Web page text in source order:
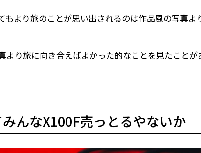
もより旅のことが思い出されるのは作品風の写真よ
より旅に向き合えばよかった的なことを見たことが
みんなX100F売っとるやないか